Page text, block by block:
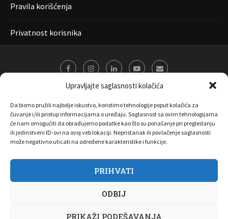
Upravljajte saglasnosti kolačića
Da bismo pružili najbolje iskustvo, koristimo tehnologije poput kolačića za
čuvanje i/ili pristup informacijama o uređaju. Saglasnost sa ovim tehnologijama
će nam omogućiti da obrađujemo podatke kao što su ponašanje pri pregledanju
ili jedinstveni ID-ovi na ovoj veb lokaciji. Nepristanak ili povlačenje saglasnosti
može negativno uticati na određene karakteristike i funkcije.
PRIHVATI
ODBIJ
PRIKAŽI PODEŠAVANJA
Pravila korišćenja
Privatnost korisnika
O nama Marketing Kontakt FAQ
Privatnost korisnika
Pravila korišćenja